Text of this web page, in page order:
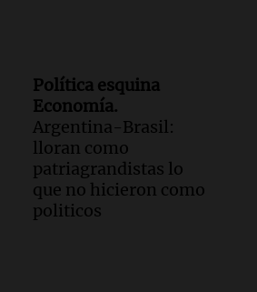
el impacto del fallo sobre
la provincia
Política esquina
Economía.
Argentina-Brasil:
lloran como
patriagrandistas lo
que no hicieron como
politicos